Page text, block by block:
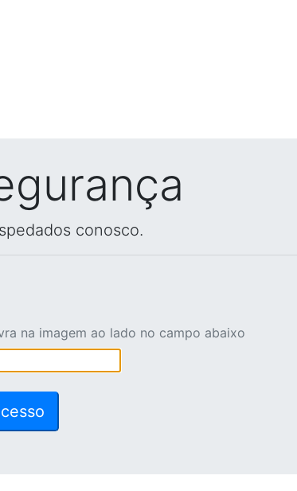
conosco.
na imagem ao lado no campo abaixo